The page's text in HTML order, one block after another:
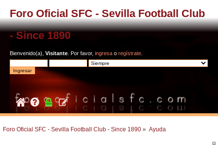
Foro Oficial SFC - Sevilla Football Club
- Since 1890
Bienvenido(a), Visitante . Por favor, ingresa o regístrate
Foro Oficial SFC - Sevilla Football Club - Since 1890 » Ayuda